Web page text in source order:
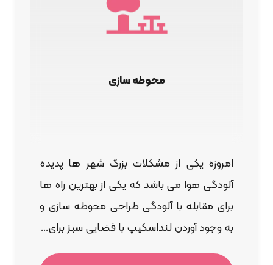
محوطه سازی
امروزه یکی از مشکلات بزرگ شهر ها پدیده
آلودگی هوا می باشد که یکی از بهترین راه ها
برای مقابله با آلودگی طراحی محوطه سازی و
به وجود آوردن لنداسکیپ با فضایی سبز برای...